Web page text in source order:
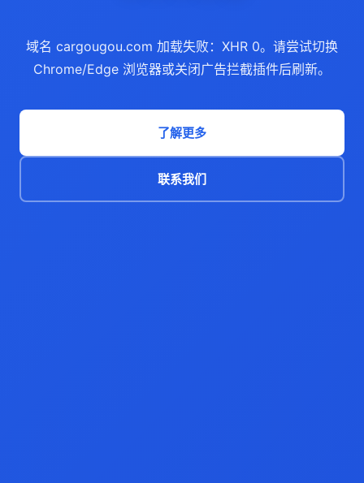
域名 cargougou.com 加载失败：XHR 0。请尝试切换
Chrome/Edge 浏览器或关闭广告拦截插件后刷新。
了解更多
联系我们